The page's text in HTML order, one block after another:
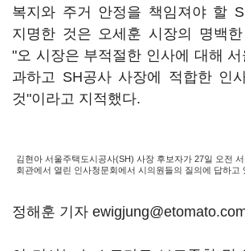
복지와 주거 안정을 책임져야 할
지명한 것은 오세훈 시장의 명백
"오 시장은 부적절한 인사에 대해
과하고 SH공사 사장에 적합한 인
것"이라고 지적했다.
김현아 서울주택도시공사(SH) 사장 후보자가 27일 오전
회관에서 열린 인사청문회에서 시의원들의 질의에 답하고
정해훈 기자